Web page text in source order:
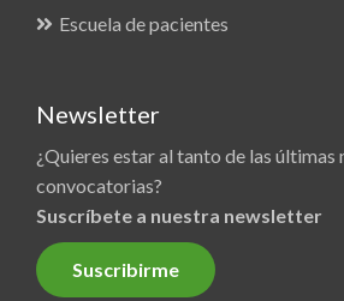
Escuela de pacientes
Newsletter
¿Quieres estar al tanto de las últimas
convocatorias?
Suscríbete a nuestra newsletter
Suscribirme